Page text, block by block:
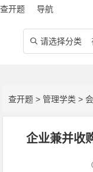
查开题 导航
 请选择分类
查开题 >管理学类 >
企业兼并收